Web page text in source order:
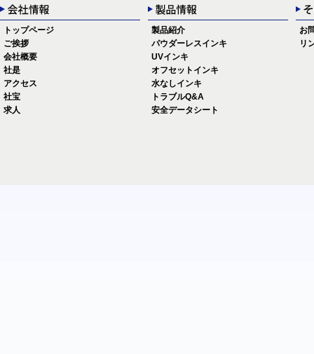
トップページ
ご挨拶
会社概要
社是
アクセス
社宝
求人
製品紹介
パウダーレスインキ
UVインキ
オフセットインキ
水なしインキ
トラブルQ&A
安全データシート
お
リ